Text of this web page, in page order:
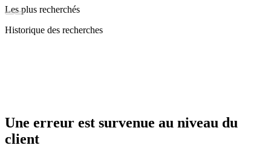
Les plus recherchés
Historique des recherches
Une erreur est survenue au niveau du
client